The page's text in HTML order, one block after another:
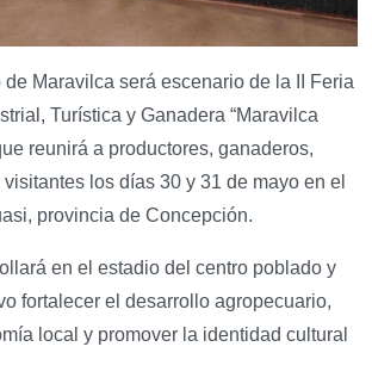
de Maravilca será escenario de la II Feria
Turística y Ganadera “Maravilca
reunirá a productores, ganaderos,
los días 30 y 31 de mayo en el
provincia de Concepción.
en el estadio del centro poblado y
fortalecer el desarrollo agropecuario,
local y promover la identidad cultural